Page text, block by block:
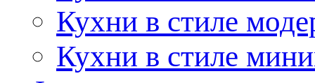
Кухни в стиле
Кухни в стиле